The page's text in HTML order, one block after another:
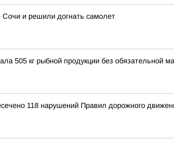
и решили догнать самолет
505 кг рыбной продукции без обязательной
118 нарушений Правил дорожного